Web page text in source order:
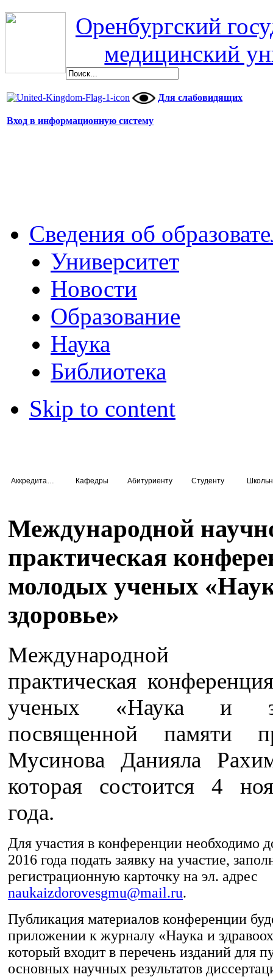
Оренбургский
медицинский
Для слабовидящих
Вход в информационную систему
Сведения об
Университет
Новости
Образование
Наука
Библиотека
Skip to content
Кафедры Абитуриенту Студенту
Международной
практическая
молодых ученых
здоровье»
Международной
практическая
ученых «Наука и
посвященной памяти
Мусинова Данияла
которая состоится 4
года.
Для участия в конференции необходимо
2016 года подать заявку на участие,
регистрационную карточку на эл. адрес
naukaizdorovesgmu@mail.ru.
Публикация материалов конференции
приложении к журналу «Наука и
который входит в перечень изданий для
основных научных результатов